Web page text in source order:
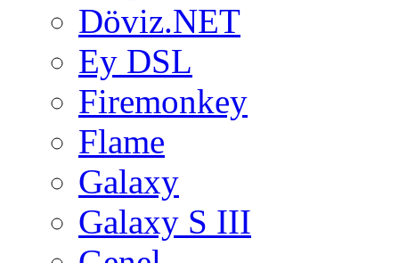
Döviz.NET
Ey DSL
Firemonkey
Flame
Galaxy
Galaxy S III